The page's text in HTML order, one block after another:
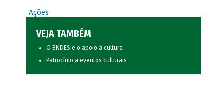
Ações
VEJA TAMBÉM
O BNDES e o apoio à cultura
Patrocínio a eventos culturais